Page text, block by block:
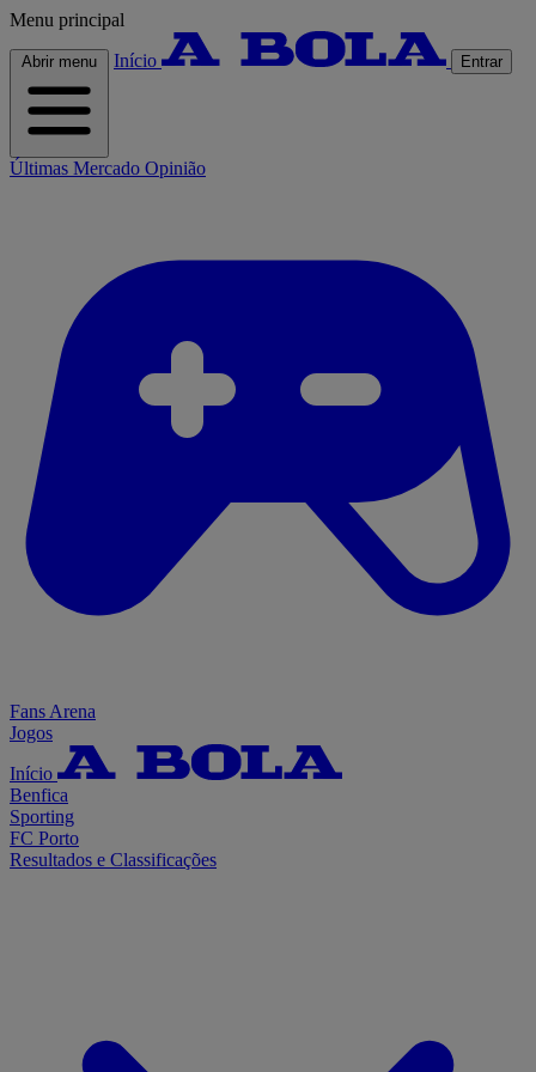
Menu principal
Abrir menu Início Entrar
Últimas Mercado Opinião
Fans Arena
Jogos
Início
Benfica
Sporting
FC Porto
Resultados e Classificações